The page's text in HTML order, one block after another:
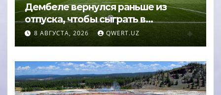
Дембеле вернулся раньше из
отпуска, чтобы сыграть в
Суперкубке УЕФА
8 АВГУСТА, 2026 QWERT.UZ